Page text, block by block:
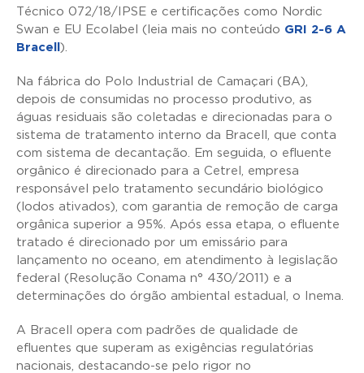
Técnico 072/18/IPSE e certificações como Nordic
Swan e EU Ecolabel (leia mais no conteúdo GRI 2-6 A
Bracell ).
Na fábrica do Polo Industrial de Camaçari (BA),
depois de consumidas no processo produtivo, as
águas residuais são coletadas e direcionadas para o
sistema de tratamento interno da Bracell, que conta
com sistema de decantação. Em seguida, o efluente
orgânico é direcionado para a Cetrel, empresa
responsável pelo tratamento secundário biológico
(lodos ativados), com garantia de remoção de carga
orgânica superior a 95%. Após essa etapa, o efluente
tratado é direcionado por um emissário para
lançamento no oceano, em atendimento à legislação
federal (Resolução Conama n° 430/2011) e a
determinações do órgão ambiental estadual, o Inema.
A Bracell opera com padrões de qualidade de
efluentes que superam as exigências regulatórias
nacionais, destacando-se pelo rigor no